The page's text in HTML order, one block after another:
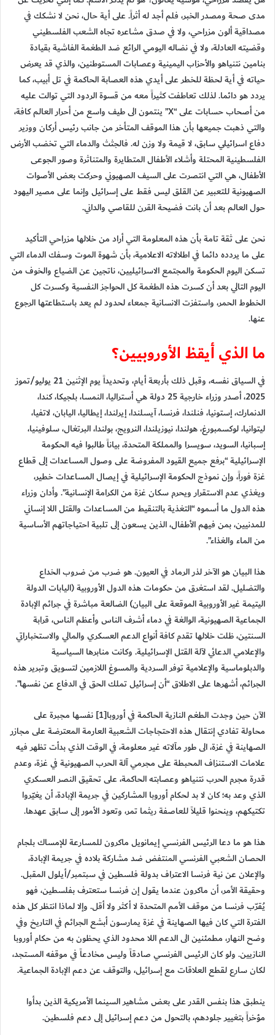
مدى صحة ومصدر الخبر، فلم أجد له أثراً. على أية حال، نحن لا نشكك في
مصداقية ألون مزراحي، ولا في صدق مشاعره تجاه الشعب الفلسطيني
وقضيته العادلة، ولا في نضاله اليومي الرائع ضد الطغمة الفاشية بقيادة
بنامين نتنياهو والأحزاب اليمينية وعصابات المستوطنين، والذي قد يعرض
حياته في أية لحظة للخطر على أيدي هذه العصابة الحاكمة في تل أبيب، كما
يردد هو دائما. لذلك تعاطفت كثيراً معه من قسوة الردود التي توالت عليه
من أصحاب حسابات على “X” ينتمون الى طيف واسع من أحرار العالم كافة،
والتي ذهبت جميعها بأن هذا الموقف المتأخر من جانب رئيس أركان ووزير
دفاع اسرائيلي سابق، لا قيمة ولا وزن له. فالجثث والدماء التي تخضب الأرض
الفلسطينية المحتلة وأشلاء الأطفال المتطايرة والمتناثرة وصور الجوعى
الأطفال، هي التي انتصرت على السيف الصهيوني وحركت بعض الأصوات
الصهيونية للتعبير عن القلق ليس فقط على إسرائيل وإنما على مصير اليهود
حول العالم بعد أن بانت فضيحة القرن للقاصي والداني.
نحن على ثقة تامة بأن هذه المعلومة التي أراد من خلالها مزراحي التأكيد
على ما يردده دائما في اطلالاته الاعلامية، بأن شهوة الموت وسفك الدماء التي
تسكن اليوم الحكومة والمجتمع الاسرائيليين، ناتجين عن الضياع والخوف من
اليوم التالي بعد أن كسرت هذه الطغمة كل الحواجز النفسية وكسرت كل
الخطوط الحمر، واستفزت الانسانية جمعاء لحدود لم يعد باستطاعتها الرجوع
عنها.
ما الذي أيقظ الأوروبيين؟
في السياق نفسه، وقبل ذلك بأربعة أيام، وتحديداً يوم الإثنين 21 يوليو/تموز
2025، أصدر وزراء خارجية 25 دولة هي أستراليا، النمسا، بلجيكا، كندا،
الدنمارك، إستونيا، فنلندا، فرنسا، آيسلندا، إيرلندا، إيطاليا، اليابان، لاتفيا،
ليتوانيا، لوكسمبورغ، هولندا، نيوزيلندا، النرويج، بولندا، البرتغال، سلوفينيا،
إسبانيا، السويد، سويسرا والمملكة المتحدة، بياناً طالبوا فيه الحكومة
الإسرائيلية “برفع جميع القيود المفروضة على وصول المساعدات إلى قطاع
غزة فوراً، وإن نموذج الحكومة الإسرائيلية في إيصال المساعدات خطير،
ويغذي عدم الاستقرار ويحرم سكان غزة من الكرامة الإنسانية”. وأدان وزراء
هذه الدول ما أسموه “التغذية بالتنقيط من المساعدات والقتل اللا إنساني
للمدنيين، بمن فيهم الأطفال، الذين يسعون إلى تلبية احتياجاتهم الأساسية
من الماء والغذاء”.
هذا البيان هو الآخر لذر الرماد في العيون. هو ضرب من ضروب الخداع
والتضليل. لقد استغرق من حكومات هذه الدول الأوروبية (اليابات الدولة
اليتيمة غير الأوروبية الموقعة على البيان) الضالعة مباشرة في جرائم الإبادة
الجماعية الصهيونية، الوالغة في دماء أشرف الناس وأعظم الناس، قرابة
السنتين، ظلت خلالها تقدم كافة أنواع الدعم العسكري والمالي والاستخباراتي
والإعلامي الدعائي لآلة القتل الإسرائيلية. وكانت منابرها السياسية
والدبلوماسية والإعلامية توفر السردية والمسوغ اللازمين لتسويق وتبرير هذه
الجرائم، أشهرها على الاطلاق “أن إسرائيل تملك الحق في الدفاع عن نفسها”.
الآن حين وجدت الطغم النازية الحاكمة في أوروبا[1] نفسها مجبرة على
محاولة تفادي إنتقال هذه الاحتجاجات الشعبية العارمة المعترضة على مجازر
الصهاينة في غزة، الى طور مآلاته غير معلومة، في الوقت الذي بدأت تظهر فيه
علامات الاستنزاف المحبطة على مجرمي آلة الحرب الصهيونية في غزة، وعدم
قدرة مجرم الحرب نتنياهو وعصابته الحاكمة، على تحقيق النصر العسكري
الذي وعد به؛ كان لا بد لحكام أوروبا المشاركين في جريمة الإبادة، أن يغيّروا
تكتيكهم، وينحنوا قليلاً للعاصفة ريثما تمر، وتعود الأمور إلى سابق عهدها.
هذا هو ما دعا الرئيس الفرنسي إيمانويل ماكرون للمسارعة للإمساك بلجام
الحصان الشعبي الفرنسي المنتفض ضد مشاركة بلاده في جريمة الإبادة،
والإعلان عن نية فرنسا الاعتراف بدولة فلسطين في سبتمبر/أيلول المقبل.
وحقيقة الأمر، أن ماكرون عندما يقول إن فرنسا ستعترف بفلسطين، فهو
يُقرّب فرنسا من موقف الأمم المتحدة لا أكثر ولا أقل. وإلا لماذا انتظر كل هذه
الفترة التي كان فيها الصهاينة في غزة يمارسون أبشع الجرائم في التاريخ وفي
وضح النهار، مطمئنين الى الدعم اللا محدود الذي يحظون به من حكام أوروبا
النازيين. ولو كان الرئيس الفرنسي صادقاً وليس مخادعاً في موقفه المستجد،
لكان سارع لقطع العلاقات مع إسرائيل، والتوقف عن دعم الإبادة الجماعية.
ينطبق هذا بنفس القدر على بعض مشاهير السينما الأمريكية الذين بدأوا
مؤخراً بتغيير جلودهم، بالتحول من دعم إسرائيل إلى دعم فلسطين.